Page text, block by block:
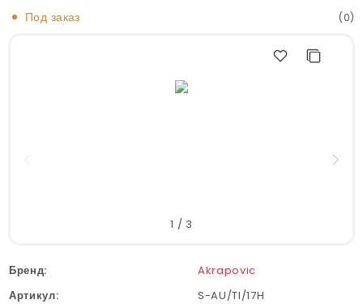
Под заказ (0)
1 / 3
Бренд:
Akrapovic
Артикул:
S-AU/TI/17H